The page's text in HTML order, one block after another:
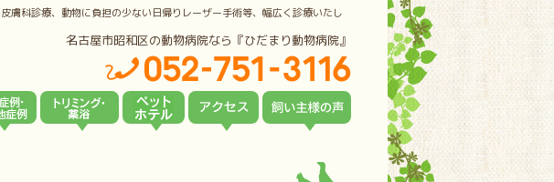
膚科診療、動物に負担の少ない日帰りレーザー手術等、幅広く診療いたし
名古屋市昭和区の動物病院なら『ひだまり動物病院』